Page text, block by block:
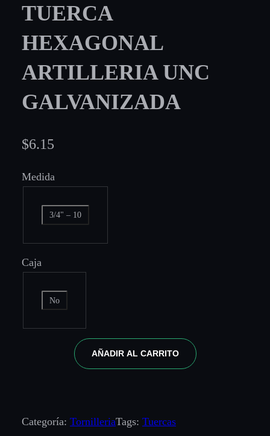
TUERCA
HEXAGONAL
ARTILLERIA UNC
GALVANIZADA
$6.15
Medida
3/4" – 10
Caja
No
AÑADIR AL CARRITO
Categoría: TornilleriaTags: Tuercas